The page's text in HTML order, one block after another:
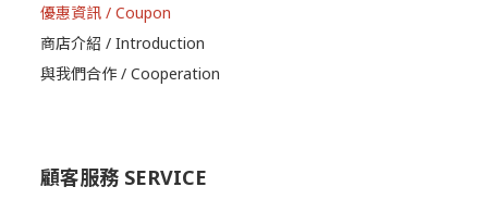
優惠資訊 / Coupon
商店介紹 / Introduction
與我們合作 / Cooperation
顧客服務 SERVICE